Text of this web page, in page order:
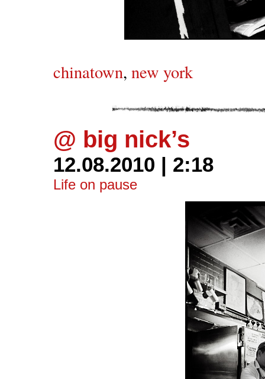
chinatown, new york
@ big nick’s
12.08.2010 | 2:18
Life on pause